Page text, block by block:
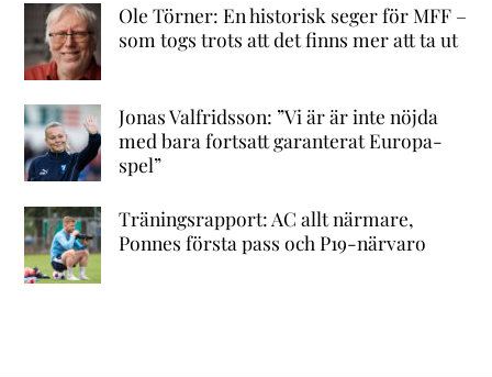
Ole Törner: En historisk seger för MFF –
som togs trots att det finns mer att ta ut
Jonas Valfridsson: ”Vi är är inte nöjda
med bara fortsatt garanterat Europa-
spel”
Träningsrapport: AC allt närmare,
Ponnes första pass och P19-närvaro